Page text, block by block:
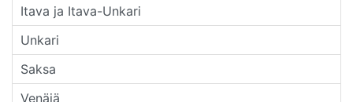
Itava ja Itava-Unkari
Unkari
Saksa
Venäjä